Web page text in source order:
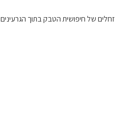
זחלים של חיפושית הטבק בתוך הגרעינים